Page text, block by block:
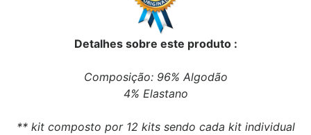
Detalhes sobre este produto :
Composição: 96% Algodão
4% Elastano
** kit composto por 12 kits sendo cada kit individual